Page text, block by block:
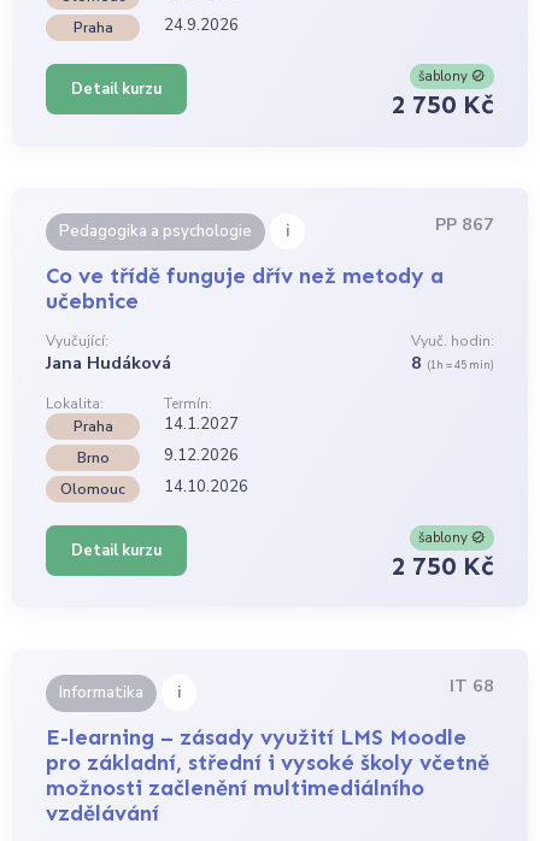
Praha 24.9.2026
Detail kurzu
šablony
2 750 Kč
Pedagogika a psychologie i PP 867
Co ve třídě funguje dřív než metody a
učebnice
Vyučující:
Jana Hudáková
Vyuč. hodin:
8 (1h = 45 min)
Lokalita:
Termín:
Praha
14.1.2027
Brno 9.12.2026
Olomouc 14.10.2026
Detail kurzu
šablony
2 750 Kč
Informatika i IT 68
E-learning – zásady využití LMS Moodle
pro základní, střední i vysoké školy včetně
možnosti začlenění multimediálního
vzdělávání